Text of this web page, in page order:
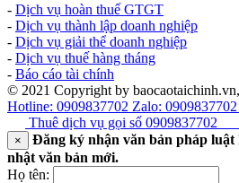
- Dịch vụ hoàn thuế GTGT
- Dịch vụ thành lập doanh nghiệp
- Dịch vụ giải thể doanh nghiệp
- Dịch vụ thuế hàng tháng
- Báo cáo tài chính
© 2021 Copyright by
Hotline: 0909837702 Zalo: 0909837702
Thuê dịch vụ gọi số 0909837702
×
Đăng ký nhận văn bản pháp
nhật văn bản mới.
Họ tên: